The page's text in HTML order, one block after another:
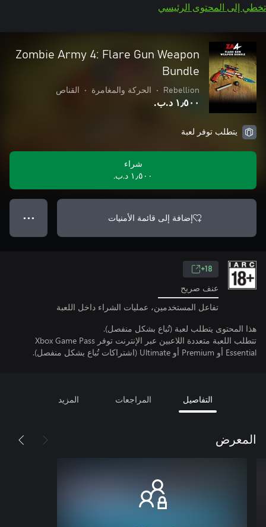
تخطي إلى المحتوى الرئيسي
Zombie Army 4: Flare Gun Weapon
Bundle
Rebellion
• الحركة والمغامرة • القناص
١٫٥٠٠ د.ب.‏
يتطلب توفر لعبة
شراء
١٫٥٠٠ د.ب.‏
إضافة إلى قائمة الأمنيات ● ● ●
18+
عنف صريح
تفاعل المستخدمين، عمليات الشراء داخل اللعبة
هذا المحتوى يتطلب لعبة (تُباع بشكل منفصل).
تتطلب اللعبة متعددة اللاعبين عبر الإنترنت توفر Xbox Game Pass
Essential أو Premium أو Ultimate (اشتراكات تُباع بشكل منفصل).
التفاصيل المراجعات المزيد
المعرض